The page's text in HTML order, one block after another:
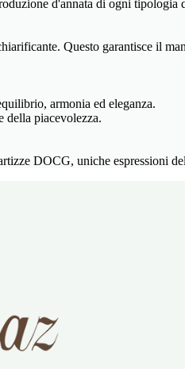
d'annata di ogni
Questo garantisce il
armonia ed eleganza.
della piacevolezza.
DOCG, uniche espressioni